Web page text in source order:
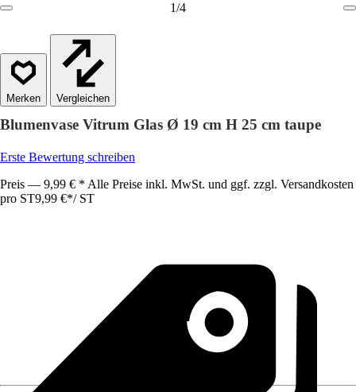
1/4
Vergleichen
Blumenvase Vitrum Glas Ø 19 cm H 25 cm taupe
Erste Bewertung schreiben
Preis — 9,99 € * Alle Preise inkl. MwSt. und ggf. zzgl. Versandkosten
pro ST9,99 €*/ ST